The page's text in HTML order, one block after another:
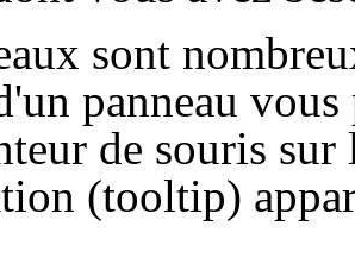
sont
panneau
de souris
(tooltip)